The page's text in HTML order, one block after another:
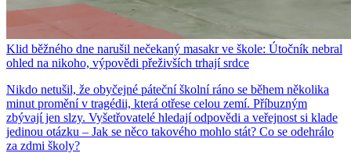
Klid běžného dne narušil nečekaný masakr ve škole: Útočník nebral
ohled na nikoho, výpovědi přeživších trhají srdce
Nikdo netušil, že obyčejné páteční školní ráno se během několika
minut promění v tragédii, která otřese celou zemí. Příbuzným
zbývají jen slzy. Vyšetřovatelé hledají odpovědi a veřejnost si klade
jedinou otázku – Jak se něco takového mohlo stát? Co se odehrálo
za zdmi školy?